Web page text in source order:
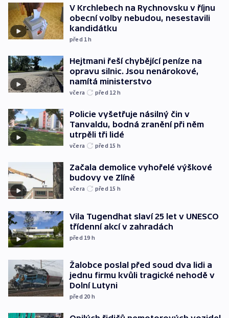
V Krchlebech na Rychnovsku v říjnu
obecní volby nebudou, nesestavili
kandidátku
před 1h
Hejtmani řeší chybějící peníze na
opravu silnic. Jsou nenárokové,
namítá ministerstvo
včera před 12 h
Policie vyšetřuje násilný čin v
Tanvaldu, bodná zranění při něm
utrpěli tři lidé
včera před 15 h
Začala demolice vyhořelé výškové
budovy ve Zlíně
včera před 15 h
Vila Tugendhat slaví 25 let v UNESCO
třídenní akcí v zahradách
před 19 h
Žalobce poslal před soud dva lidi a
jednu firmu kvůli tragické nehodě v
Dolní Lutyni
před 20 h